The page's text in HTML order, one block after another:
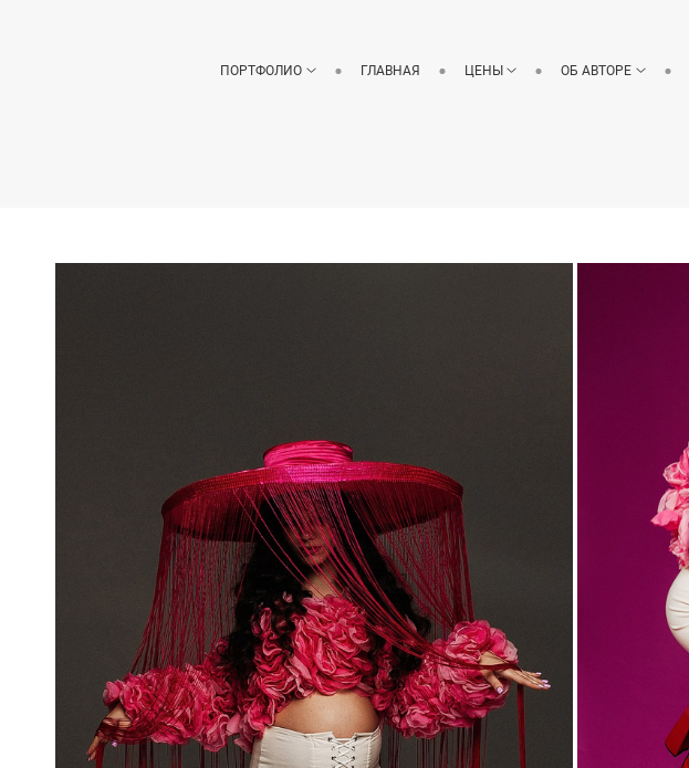
ПОРТФОЛИО ГЛАВНАЯ ЦЕНЫ ОБ АВТОРЕ